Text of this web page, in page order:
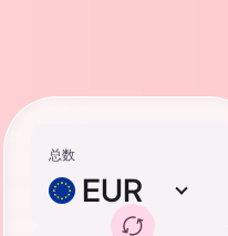
总数
EUR